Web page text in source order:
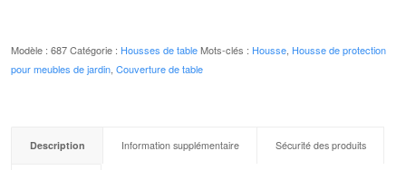
Modèle : 687Catégorie : Housses de tableMots-clés : Housse Housse de protection
pour meubles de jardin Couverture de table
Description Information supplémentaire Sécurité des produits